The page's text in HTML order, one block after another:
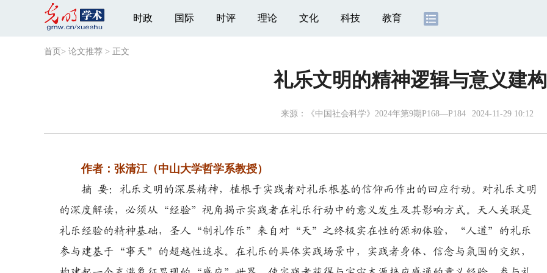
时政 国际 时评 理论 文化 科技 教育
首页 > 论文推荐 > 正文
礼乐文明的精神逻辑与意义建构
来源： 《中国社会科学》2024年第9期P168—P184 2024-11-29 10:12
作者：张清江（中山大学哲学系教授）
摘 要：礼乐文明的深层精神，植根于实践者对礼乐根基的信仰而作出的回应行动。对礼乐文明
的深度解读，必须从“经验”视角揭示实践者在礼乐行动中的意义发生及其影响方式。天人关联是
礼乐经验的精神基础，圣人“制礼作乐”来自对“天”之终极实在性的源初体验，“人道”的礼乐
参与建基于“事天”的超越性追求。在礼乐的具体实践场景中，实践者身体、信念与氛围的交织，